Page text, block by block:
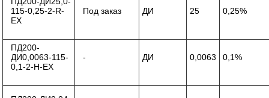
115-0,25-2-R-
ЕХ
Под заказ ДИ 25 0,25%
ПД200-
ДИ0,0063-115-
0,1-2-Н-ЕХ
- ДИ 0,0063 0,1%